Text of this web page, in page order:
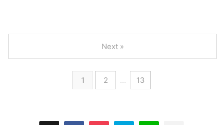
1 2 … 13
Next »